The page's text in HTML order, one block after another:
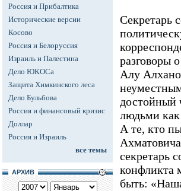
Россия и Прибалтика
Исторические версии
Косово
Россия и Белоруссия
Израиль и Палестина
Дело ЮКОСа
Защита Химкинского леса
Дело Бульбова
Россия и финансовый кризис
Доллар
Россия и Израиль
все темы
АРХИВ
Секретарь
разговоры
Алу
достойный
людьми как
А те, кто
секретарь
конфликта
быть: